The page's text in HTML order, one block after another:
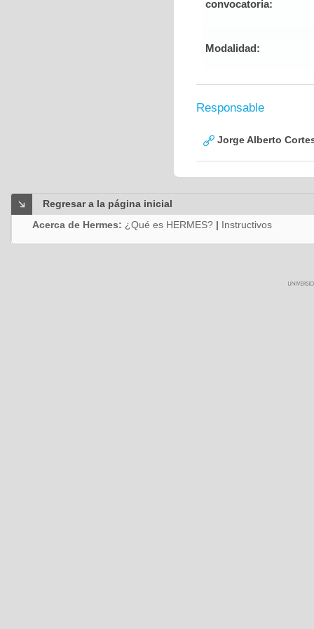
convocatoria:
Modalidad:
Responsable
Jorge Alberto
Regresar a la página inicial
Acerca de Hermes: ¿Qué es HERMES? | Instructivos